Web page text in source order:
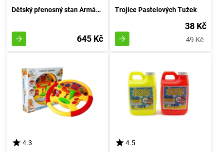
Dětský přenosný stan Armádní obydlí
645 Kč
Trojice Pastelových Tužek
38 Kč
49 Kč
4.3 4.5